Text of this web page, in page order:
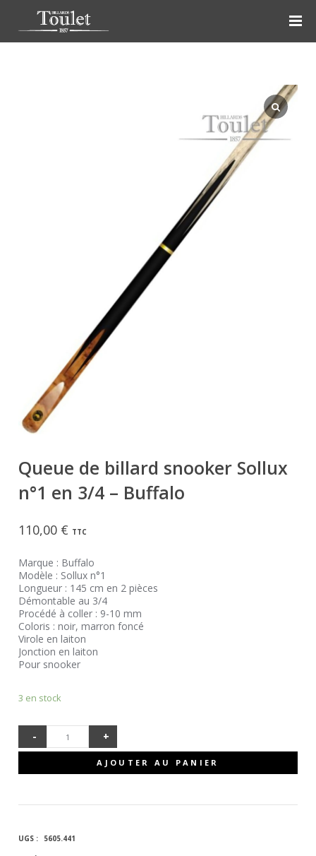
Queue de billard snooker Sollux
n°1 en 3/4 – Buffalo
110,00 € TTC
Marque : Buffalo
Modèle : Sollux n°1
Longueur : 145 cm en 2 pièces
Démontable au 3/4
Procédé à coller : 9-10 mm
Coloris : noir, marron foncé
Virole en laiton
Jonction en laiton
Pour snooker
3 en stock
- QUANTITÉ +
AJOUTER AU PANIER
UGS : 5605.441